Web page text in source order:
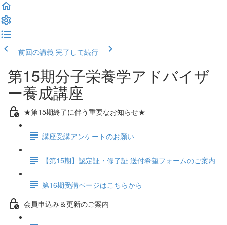
前回の講義 完了して続行
第15期分子栄養学アドバイザ
ー養成講座
★第15期終了に伴う重要なお知らせ★
講座受講アンケートのお願い
【第15期】認定証・修了証 送付希望フォームのご案内
第16期受講ページはこちらから
会員申込み＆更新のご案内